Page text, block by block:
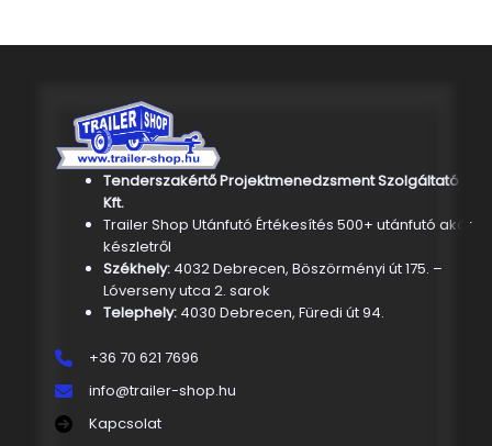
Tenderszakértő Projektmenedzsment Szolgáltató
Kft.
Trailer Shop Utánfutó Értékesítés 500+ utánfutó akár
készletről
Székhely: 4032 Debrecen, Böszörményi út 175. –
Lóverseny utca 2. sarok
Telephely:4030 Debrecen, Füredi út 94.
+36 70 621 7696
info@trailer-shop.hu
Kapcsolat